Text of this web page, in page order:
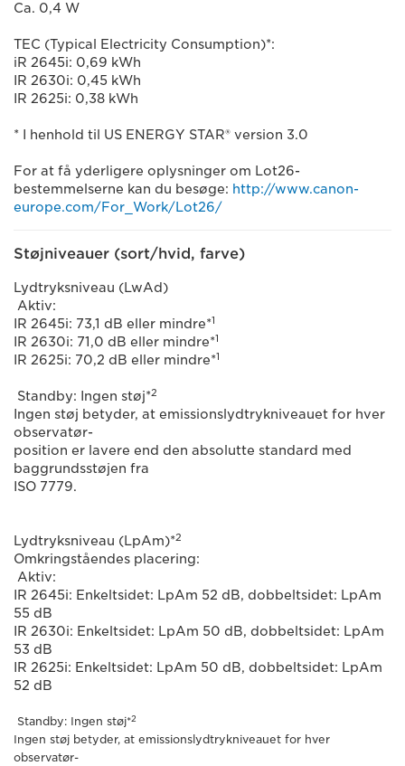
Ca. 0,4 W
TEC (Typical Electricity Consumption)*:
iR 2645i: 0,69 kWh
IR 2630i: 0,45 kWh
IR 2625i: 0,38 kWh
* I henhold til US ENERGY STAR® version 3.0
For at få yderligere oplysninger om Lot26-
bestemmelserne kan du besøge: http://www.canon-
europe.com/For_Work/Lot26/
Støjniveauer (sort/hvid, farve)
Lydtryksniveau (LwAd)
Aktiv:
IR 2645i: 73,1 dB eller mindre*1
IR 2630i: 71,0 dB eller mindre*1
IR 2625i: 70,2 dB eller mindre*1
Standby: Ingen støj*2
Ingen støj betyder, at emissionslydtrykniveauet for hver
observatør-
position er lavere end den absolutte standard med
baggrundsstøjen fra
ISO 7779.
Lydtryksniveau (LpAm)*2
Omkringståendes placering:
Aktiv:
IR 2645i: Enkeltsidet: LpAm 52 dB, dobbeltsidet: LpAm
55 dB
IR 2630i: Enkeltsidet: LpAm 50 dB, dobbeltsidet: LpAm
53 dB
IR 2625i: Enkeltsidet: LpAm 50 dB, dobbeltsidet: LpAm
52 dB
Standby: Ingen støj*2
Ingen støj betyder, at emissionslydtrykniveauet for hver
observatør-